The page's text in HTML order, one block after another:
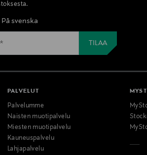
På svenska
PALVELUT
Palvelumme
Naisten muotipalvelu
Miesten muotipalvelu
Kauneuspalvelu
Lahjapalvelu